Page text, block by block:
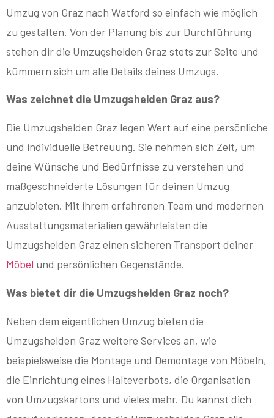
Umzug von Graz nach Watford so einfach wie möglich
zu gestalten. Von der Planung bis zur Durchführung
stehen dir die Umzugshelden Graz stets zur Seite und
kümmern sich um alle Details deines Umzugs.
Was zeichnet die Umzugshelden Graz aus?
Die Umzugshelden Graz legen Wert auf eine persönliche
und individuelle Betreuung. Sie nehmen sich Zeit, um
deine Wünsche und Bedürfnisse zu verstehen und
maßgeschneiderte Lösungen für deinen Umzug
anzubieten. Mit ihrem erfahrenen Team und modernen
Ausstattungsmaterialien gewährleisten die
Umzugshelden Graz einen sicheren Transport deiner
Möbel und persönlichen Gegenstände.
Was bietet dir die Umzugshelden Graz noch?
Neben dem eigentlichen Umzug bieten die
Umzugshelden Graz weitere Services an, wie
beispielsweise die Montage und Demontage von Möbeln,
die Einrichtung eines Halteverbots, die Organisation
von Umzugskartons und vieles mehr. Du kannst dich